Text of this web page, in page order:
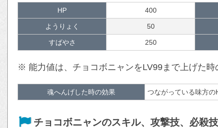
HP 400
ようりょく 50
すばやさ 250
※ 能力値は、チョコボニャンをLV99まで上げた
魂へんげした時の効果 つながっている味方の
チョコボニャンのスキル、攻撃技、必殺